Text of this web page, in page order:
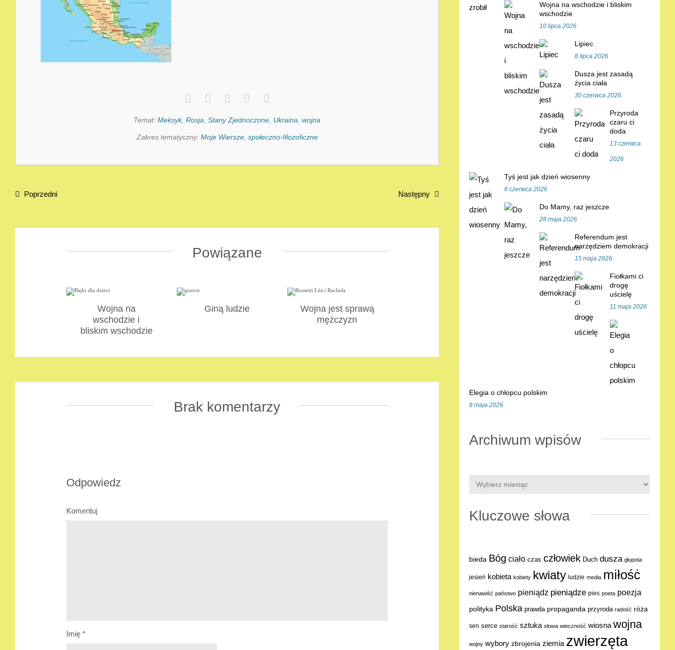
Temat: Meksyk, Rosja Stany Zjednoczone Ukraina wojna
Zakres tematyczny: Moje Wiersze, społeczno-filozoficzne
Następny
Poprzedni
Powiązane
Wojna na
wschodzie i
bliskim wschodzie
Giną ludzie
Wojna jest sprawą
mężczyzn
Brak komentarzy
Odpowiedz
Komentuj
Imię *
Wojna na wschodzie i bliskim
wschodzie
10 lipca 2026
Lipiec
8 lipca 2026
Dusza jest zasadą
życia ciała
30 czerwca 2026
Przyroda
czaru ci
doda
13 czerwca
2026
Tyś jest jak dzień wiosenny
6 czerwca 2026
Do Mamy, raz jeszcze
28 maja 2026
Referendum jest
narzędziem demokracji
15 maja 2026
Fiołkami ci
drogę
uścielę
11 maja 2026
Elegia o chłopcu polskim
8 maja 2026
Archiwum wpisów
Kluczowe słowa
bieda Bóg ciało czas człowiek Duch dusza głupota
jesień kobieta kobiety kwiaty ludzie media miłośċ
nienawiść państwo pieniądz pieniądze pies poeta poezja
polityka Polska prawda propaganda przyroda radość róża
sen serce starość sztuka słowa wieczność wiosna wojna
wojny wybory zbrojenia ziemia zwierzęta